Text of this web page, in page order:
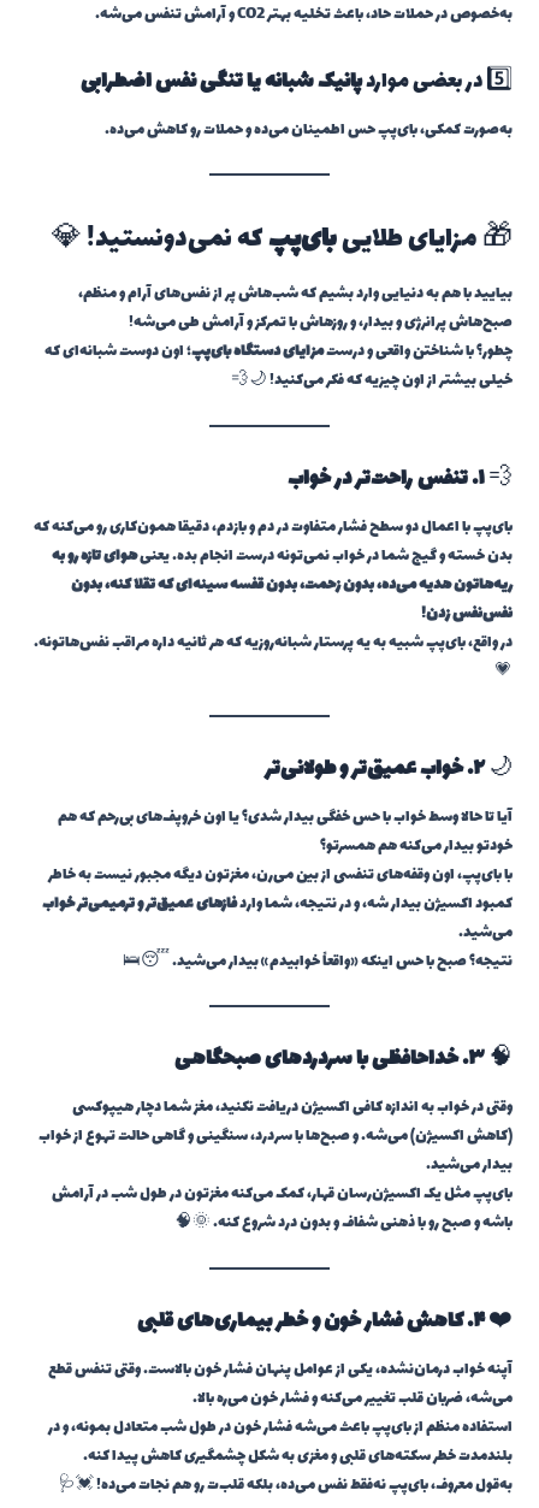
به‌خصوص در حملات حاد، باعث تخلیه بهتر CO2 و آرامش تنفس می‌شه.
5️⃣ در بعضی موارد پانیک شبانه یا تنگی نفس اضطرابی
به‌صورت کمکی، بای‌پپ حس اطمینان می‌ده و حملات رو کاهش می‌ده.
🎁 مزایای طلاییبای‌پپکه نمی‌دونستید! 💎
بیایید با هم به دنیایی وارد بشیم که شب‌هاش پر از نفس‌های آرام و منظم،
صبح‌هاش پرانرژی و بیدار، و روزهاش با تمرکز و آرامش طی می‌شه!
چطور؟ با شناختن واقعی و درستمزایای دستگاه بای‌پپ؛ اون دوست شبانه‌ای که
خیلی بیشتر از اون چیزیه که فکر می‌کنید! 🌙💨
💨۱. تنفس راحت‌تر در خواب
بای‌پپ با اعمال دو سطح فشار متفاوت در دم و بازدم، دقیقا همون‌کاری رو می‌کنه که
بدن خسته و گیج شما در خواب نمی‌تونه درست انجام بده. یعنیهوای تازه رو به
ریه‌هاتون هدیه می‌ده، بدون زحمت، بدون قفسه سینه‌ای که تقلا کنه، بدون
نفس‌نفس زدن!
در واقع، بای‌پپ شبیه به یه پرستار شبانه‌روزیه که هر ثانیه داره مراقب نفس‌هاتونه.
💗
🌙۲. خواب عمیق‌تر و طولانی‌تر
آیا تا حالا وسط خواب با حس خفگی بیدار شدی؟ یا اون خروپف‌های بی‌رحم که هم
خودتو بیدار می‌کنه هم همسرتو؟
با بای‌پپ، اون وقفه‌های تنفسی از بین می‌رن، مغزتون دیگه مجبور نیست به خاطر
کمبود اکسیژن بیدار شه، و در نتیجه، شما واردفازهای عمیق‌تر و ترمیمی‌تر خواب
می‌شید.
نتیجه؟ صبح با حس اینکه «واقعاً خوابیدم» بیدار می‌شید. 😴🛌
🧠۳. خداحافظی با سردردهای صبحگاهی
وقتی در خواب به اندازه کافی اکسیژن دریافت نکنید، مغز شما دچار هیپوکسی
(کاهش اکسیژن) می‌شه. و صبح‌ها با سردرد، سنگینی و گاهی حالت تهوع از خواب
بیدار می‌شید.
بای‌پپ مثل یک اکسیژن‌رسان قهار، کمک می‌کنه مغزتون در طول شب در آرامش
باشه و صبح رو با ذهنی شفاف و بدون درد شروع کنه. 🌞🧠
❤️۴. کاهش فشار خون و خطر بیماری‌های قلبی
آپنه خواب درمان‌نشده، یکی از عوامل پنهان فشار خون بالاست. وقتی تنفس قطع
می‌شه، ضربان قلب تغییر می‌کنه و فشار خون می‌ره بالا.
استفاده منظم از بای‌پپ باعث می‌شه فشار خون در طول شب متعادل بمونه، و در
بلندمدت خطر سکته‌های قلبی و مغزی به شکل چشمگیری کاهش پیدا کنه.
به‌قول معروف، بای‌پپ نه‌فقط نفس می‌ده، بلکه قلب‌ت رو هم نجات می‌ده! 💓🩺